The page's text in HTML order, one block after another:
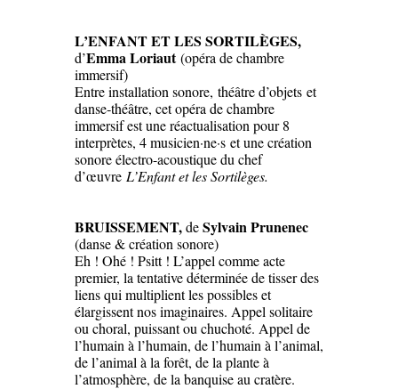
L’ENFANT ET LES SORTILÈGES,
d’Emma Loriaut (opéra de chambre
immersif)
Entre installation sonore, théâtre d’objets et
danse‑théâtre, cet opéra de chambre
immersif est une réactualisation pour 8
interprètes, 4 musicien·ne·s et une création
sonore électro-acoustique du chef
d’œuvre L’Enfant et les Sortilèges.
BRUISSEMENT,deSylvain Prunenec
(danse & création sonore)
Eh ! Ohé ! Psitt ! L’appel comme acte
premier, la tentative déterminée de tisser des
liens qui multiplient les possibles et
élargissent nos imaginaires. Appel solitaire
ou choral, puissant ou chuchoté. Appel de
l’humain à l’humain, de l’humain à l’animal,
de l’animal à la forêt, de la plante à
l’atmosphère, de la banquise au cratère.